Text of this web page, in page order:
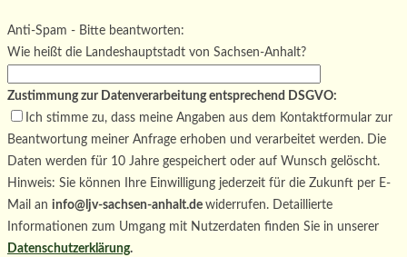
Bitte lasse dieses Feld leer.
Anti-Spam - Bitte beantworten:
Wie heißt die Landeshauptstadt von Sachsen-Anhalt?
Zustimmung zur Datenverarbeitung entsprechend DSGVO:
Ich stimme zu, dass meine Angaben aus dem Kontaktformular zur
Beantwortung meiner Anfrage erhoben und verarbeitet werden. Die
Daten werden für 10 Jahre gespeichert oder auf Wunsch gelöscht.
Hinweis: Sie können Ihre Einwilligung jederzeit für die Zukunft per E-
Mail an info@ljv-sachsen-anhalt.de widerrufen. Detaillierte
Informationen zum Umgang mit Nutzerdaten finden Sie in unserer
Datenschutzerklärung.